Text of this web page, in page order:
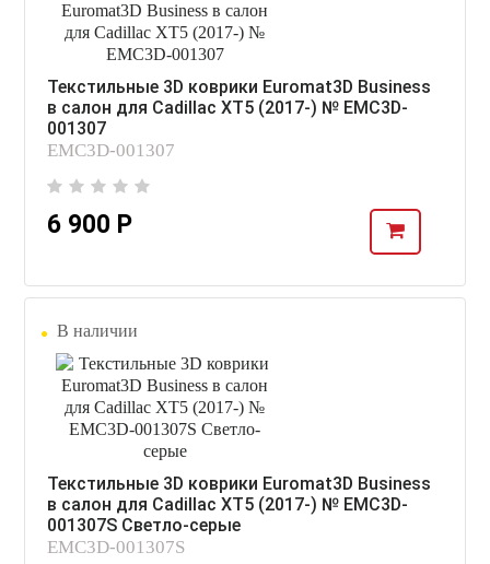
Текстильные 3D коврики Euromat3D Business
в салон для Cadillac XT5 (2017-) № EMC3D-
001307
EMC3D-001307
6 900 Р
В наличии
Текстильные 3D коврики Euromat3D Business
в салон для Cadillac XT5 (2017-) № EMC3D-
001307S Светло-серые
EMC3D-001307S